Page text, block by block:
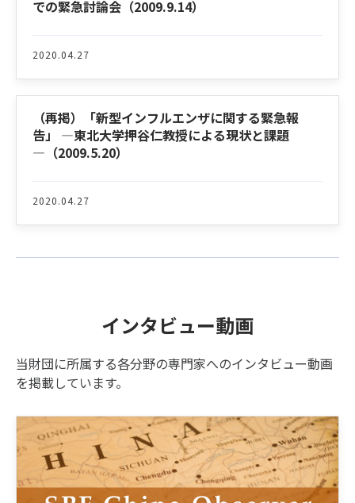
での緊急討論会（2009.9.14）
2020.04.27
（再掲）「新型インフルエンザに関する緊急報
告」 ―東北大学押谷仁教授による現状と課題
―（2009.5.20）
2020.04.27
インタビュー動画
当財団に所属する各分野の専門家へのインタビュー動画
を掲載しています。
Latest News